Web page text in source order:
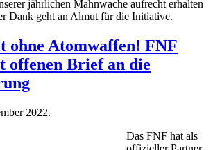
jährlichen Mahnwache aufrecht erhalten
Dank geht an Almut für die Initiative.
ohne Atomwaffen! FNF
offenen Brief an die
2022.
Das FNF hat als